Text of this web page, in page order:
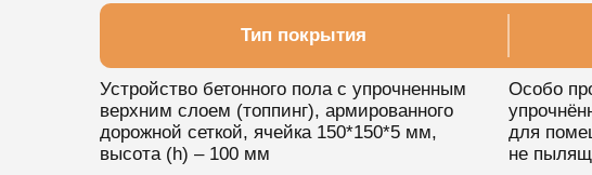
Тип покрытия
Устройство бетонного пола с упрочненным
верхним слоем (топпинг), армированного
дорожной сеткой, ячейка 150*150*5 мм,
высота (h) – 100 мм
Особо
для
не